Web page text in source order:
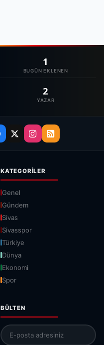
1
BUGÜN EKLENEN
2
YAZAR
KATEGORILER
Genel
Gündem
Sivas
Sivasspor
Türkiye
Dünya
Ekonomi
Spor
BÜLTEN